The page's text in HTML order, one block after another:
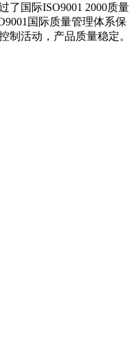
了国际ISO9001 2000质量
国际质量管理体系保
制活动，产品质量稳定。